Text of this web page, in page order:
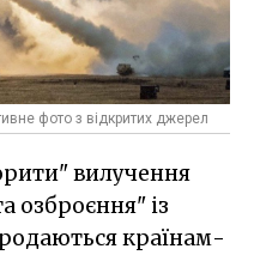
фото з відкритих джерел
вилучення
озброєння" із
країнам-